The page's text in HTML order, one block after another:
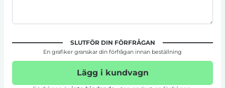
SLUTFÖR DIN FÖRFRÅGAN
En grafiker granskar din förfrågan innan beställning
Lägg i kundvagn